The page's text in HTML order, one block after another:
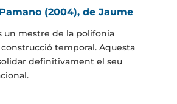
(2004), de Jaume
un mestre de la polifonia
temporal. Aquesta
definitivament el seu